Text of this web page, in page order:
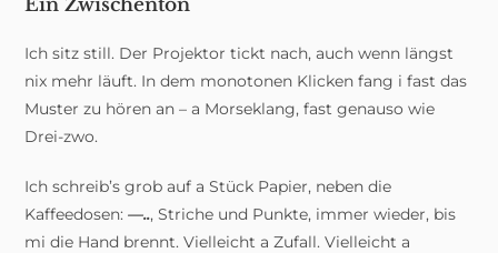
Ein Zwischenton
Ich sitz still. Der Projektor tickt nach, auch wenn längst
nix mehr läuft. In dem monotonen Klicken fang i fast das
Muster zu hören an – a Morseklang, fast genauso wie
Drei-zwo.
Ich schreib’s grob auf a Stück Papier, neben die
Kaffeedosen:—.., Striche und Punkte, immer wieder, bis
mi die Hand brennt. Vielleicht a Zufall. Vielleicht a